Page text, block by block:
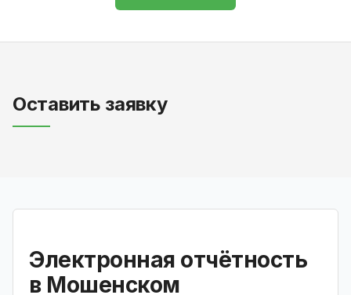
Оставить заявку
Электронная отчётность
в Мошенском